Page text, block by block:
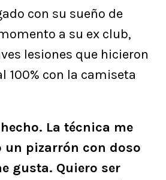
con su sueño de
a su ex club,
lesiones que hicieron
100% con la camiseta
La técnica me
un pizarrón con doso
gusta. Quiero ser